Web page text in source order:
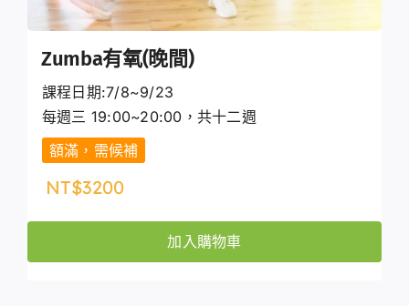
Zumba有氧(晚間)
課程日期:7/8~9/23
每週三 19:00~20:00，共十二週
額滿，需候補
NT$3200
加入購物車